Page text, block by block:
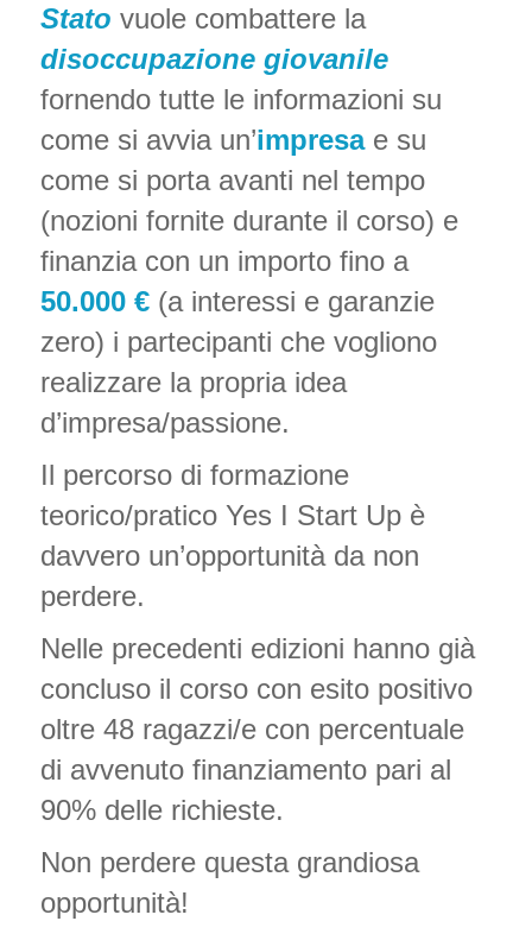
Stato vuole combattere la
disoccupazione giovanile
fornendo tutte le informazioni su
come si avvia un’impresae su
come si porta avanti nel tempo
(nozioni fornite durante il corso) e
finanzia con un importo fino a
50.000 €(a interessi e garanzie
zero) i partecipanti che vogliono
realizzare la propria idea
d’impresa/passione.
Il percorso di formazione
teorico/pratico Yes I Start Up è
davvero un’opportunità da non
perdere.
Nelle precedenti edizioni hanno già
concluso il corso con esito positivo
oltre 48 ragazzi/e con percentuale
di avvenuto finanziamento pari al
90% delle richieste.
Non perdere questa grandiosa
opportunità!